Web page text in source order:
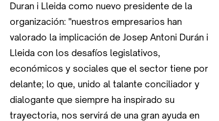
Duran i Lleida como nuevo presidente de la
organización: "nuestros empresarios han
valorado la implicación de Josep Antoni Durán i
Lleida con los desafíos legislativos,
económicos y sociales que el sector tiene por
delante; lo que, unido al talante conciliador y
dialogante que siempre ha inspirado su
trayectoria, nos servirá de una gran ayuda en